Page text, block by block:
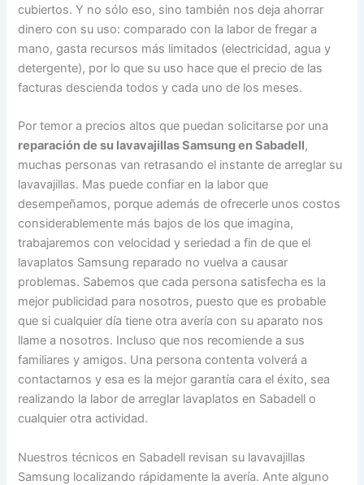
cubiertos. Y no sólo eso, sino también nos deja ahorrar
dinero con su uso: comparado con la labor de fregar a
mano, gasta recursos más limitados (electricidad, agua y
detergente), por lo que su uso hace que el precio de las
facturas descienda todos y cada uno de los meses.
Por temor a precios altos que puedan solicitarse por una
reparación de su lavavajillas Samsung en Sabadell,
muchas personas van retrasando el instante de arreglar su
lavavajillas. Mas puede confiar en la labor que
desempeñamos, porque además de ofrecerle unos costos
considerablemente más bajos de los que imagina,
trabajaremos con velocidad y seriedad a fin de que el
lavaplatos Samsung reparado no vuelva a causar
problemas. Sabemos que cada persona satisfecha es la
mejor publicidad para nosotros, puesto que es probable
que si cualquier día tiene otra avería con su aparato nos
llame a nosotros. Incluso que nos recomiende a sus
familiares y amigos. Una persona contenta volverá a
contactarnos y esa es la mejor garantía cara el éxito, sea
realizando la labor de arreglar lavaplatos en Sabadell o
cualquier otra actividad.
Nuestros técnicos en Sabadell revisan su lavavajillas
Samsung localizando rápidamente la avería. Ante alguno